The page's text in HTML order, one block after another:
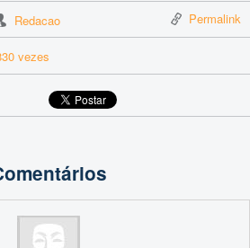
Redacao Permalink
vezes